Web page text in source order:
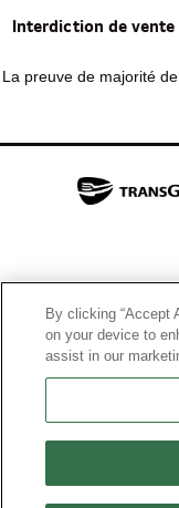
Interdiction de vente
La preuve de majorité
By clicking “Accept
on your device to
assist in our